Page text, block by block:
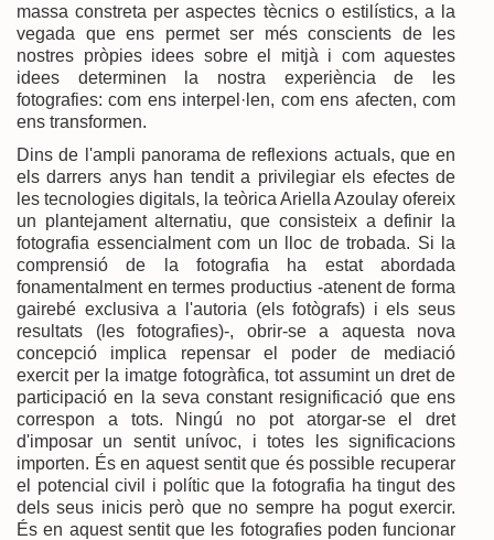
massa constreta per aspectes tècnics o estilístics, a la
vegada que ens permet ser més conscients de les
nostres pròpies idees sobre el mitjà i com aquestes
idees determinen la nostra experiència de les
fotografies: com ens interpel·len, com ens afecten, com
ens transformen.
Dins de l'ampli panorama de reflexions actuals, que en
els darrers anys han tendit a privilegiar els efectes de
les tecnologies digitals, la teòrica Ariella Azoulay ofereix
un plantejament alternatiu, que consisteix a definir la
fotografia essencialment com un lloc de trobada. Si la
comprensió de la fotografia ha estat abordada
fonamentalment en termes productius -atenent de forma
gairebé exclusiva a l'autoria (els fotògrafs) i els seus
resultats (les fotografies)-, obrir-se a aquesta nova
concepció implica repensar el poder de mediació
exercit per la imatge fotogràfica, tot assumint un dret de
participació en la seva constant resignificació que ens
correspon a tots. Ningú no pot atorgar-se el dret
d'imposar un sentit unívoc, i totes les significacions
importen. És en aquest sentit que és possible recuperar
el potencial civil i polític que la fotografia ha tingut des
dels seus inicis però que no sempre ha pogut exercir.
És en aquest sentit que les fotografies poden funcionar